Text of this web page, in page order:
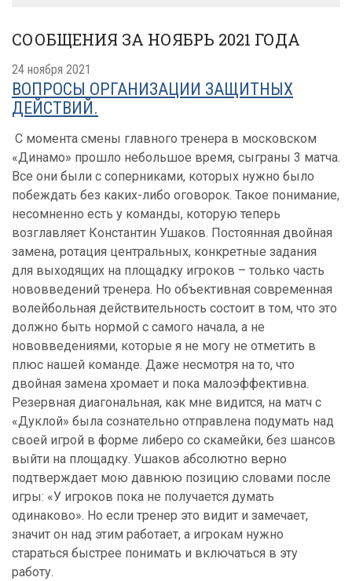
СООБЩЕНИЯ ЗА НОЯБРЬ 2021 ГОДА
24 ноября 2021
ВОПРОСЫ ОРГАНИЗАЦИИ ЗАЩИТНЫХ
ДЕЙСТВИЙ.
С момента смены главного тренера в московском
«Динамо» прошло небольшое время, сыграны 3 матча.
Все они были с соперниками, которых нужно было
побеждать без каких-либо оговорок. Такое понимание,
несомненно есть у команды, которую теперь
возглавляет Константин Ушаков. Постоянная двойная
замена, ротация центральных, конкретные задания
для выходящих на площадку игроков – только часть
нововведений тренера. Но объективная современная
волейбольная действительность состоит в том, что это
должно быть нормой с самого начала, а не
нововведениями, которые я не могу не отметить в
плюс нашей команде. Даже несмотря на то, что
двойная замена хромает и пока малоэффективна.
Резервная диагональная, как мне видится, на матч с
«Дуклой» была сознательно отправлена подумать над
своей игрой в форме либеро со скамейки, без шансов
выйти на площадку. Ушаков абсолютно верно
подтверждает мою давнюю позицию словами после
игры: «У игроков пока не получается думать
одинаково». Но если тренер это видит и замечает,
значит он над этим работает, а игрокам нужно
стараться быстрее понимать и включаться в эту
работу.